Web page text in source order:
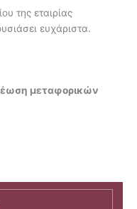
της εταιρίας
ευχάριστα.
μεταφορικών